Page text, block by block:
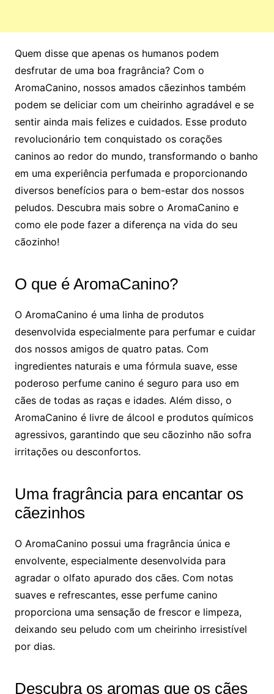
Quem disse que apenas os humanos podem
desfrutar de uma boa fragrância? Com o
AromaCanino, nossos amados cãezinhos também
podem se deliciar com um cheirinho agradável e se
sentir ainda mais felizes e cuidados. Esse produto
revolucionário tem conquistado os corações
caninos ao redor do mundo, transformando o banho
em uma experiência perfumada e proporcionando
diversos benefícios para o bem-estar dos nossos
peludos. Descubra mais sobre o AromaCanino e
como ele pode fazer a diferença na vida do seu
cãozinho!
O que é AromaCanino?
O AromaCanino é uma linha de produtos
desenvolvida especialmente para perfumar e cuidar
dos nossos amigos de quatro patas. Com
ingredientes naturais e uma fórmula suave, esse
poderoso perfume canino é seguro para uso em
cães de todas as raças e idades. Além disso, o
AromaCanino é livre de álcool e produtos químicos
agressivos, garantindo que seu cãozinho não sofra
irritações ou desconfortos.
Uma fragrância para encantar os
cãezinhos
O AromaCanino possui uma fragrância única e
envolvente, especialmente desenvolvida para
agradar o olfato apurado dos cães. Com notas
suaves e refrescantes, esse perfume canino
proporciona uma sensação de frescor e limpeza,
deixando seu peludo com um cheirinho irresistível
por dias.
Descubra os aromas que os cães